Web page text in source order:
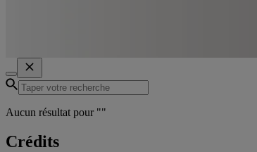
Aucun résultat pour ""
Crédits